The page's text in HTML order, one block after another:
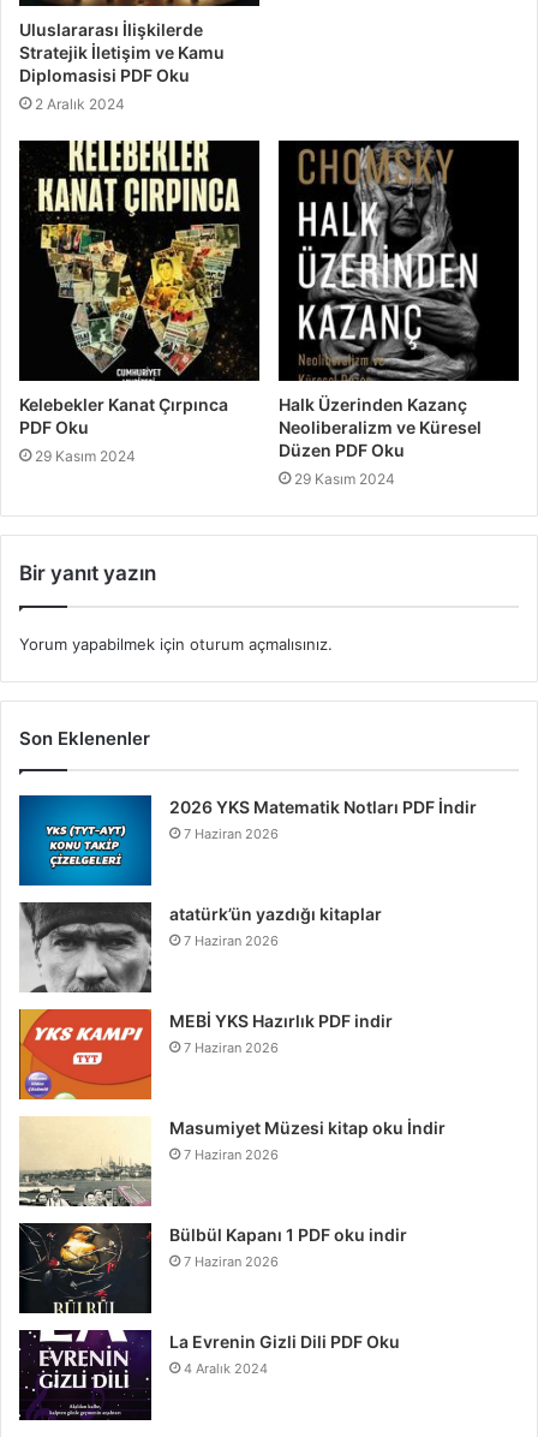
Uluslararası İlişkilerde
Stratejik İletişim ve Kamu
Diplomasisi PDF Oku
2 Aralık 2024
Kelebekler Kanat Çırpınca
PDF Oku
29 Kasım 2024
Halk Üzerinden Kazanç
Neoliberalizm ve Küresel
Düzen PDF Oku
29 Kasım 2024
Bir yanıt yazın
Yorum yapabilmek için oturum açmalısınız.
Son Eklenenler
2026 YKS Matematik Notları PDF İndir
7 Haziran 2026
atatürk’ün yazdığı kitaplar
7 Haziran 2026
MEBİ YKS Hazırlık PDF indir
7 Haziran 2026
Masumiyet Müzesi kitap oku İndir
7 Haziran 2026
Bülbül Kapanı 1 PDF oku indir
7 Haziran 2026
La Evrenin Gizli Dili PDF Oku
4 Aralık 2024